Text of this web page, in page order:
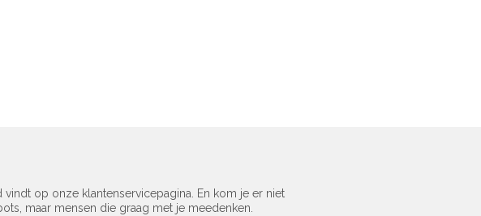
op onze klantenservicepagina. En kom je er niet
maar mensen die graag met je meedenken.